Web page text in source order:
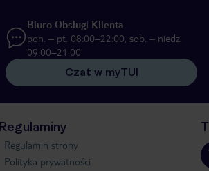
Biuro Obsługi Klienta
pon. – pt. 08:00–22:00, sob. – niedz.
09:00–21:00
Czat w myTUI
Regulaminy
Regulamin strony
Polityka prywatności